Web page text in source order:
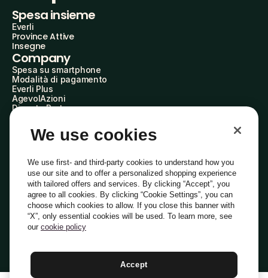
Spesa insieme
Everli
Province Attive
Insegne
Company
Spesa su smartphone
Modalità di pagamento
Everli Plus
AgevolAzioni
Diventa Partner
Everli Shoppers
About Us
Everli News
Domande frequenti
Lavora con noi
Diventa Shopper
Investitori
PrivacyCookiePreferenze Cookie
Termini e CondizioniCodice Etico
Indirizzo PEC: everli@pec.it - indirizzo DPO: dpo@everli.com
Italiano
We use cookies
We use first- and third-party cookies to understand how you
use our site and to offer a personalized shopping experience
with tailored offers and services. By clicking “Accept”, you
agree to all cookies. By clicking “Cookie Settings”, you can
choose which cookies to allow. If you close this banner with
“X”, only essential cookies will be used. To learn more, see
our cookie policy
Accept